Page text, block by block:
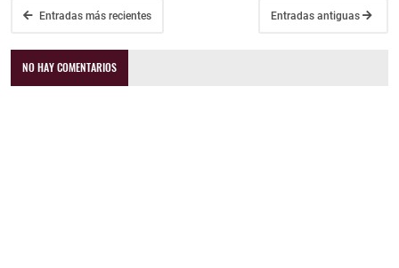
Entradas más recientes Entradas antiguas
NO HAY COMENTARIOS